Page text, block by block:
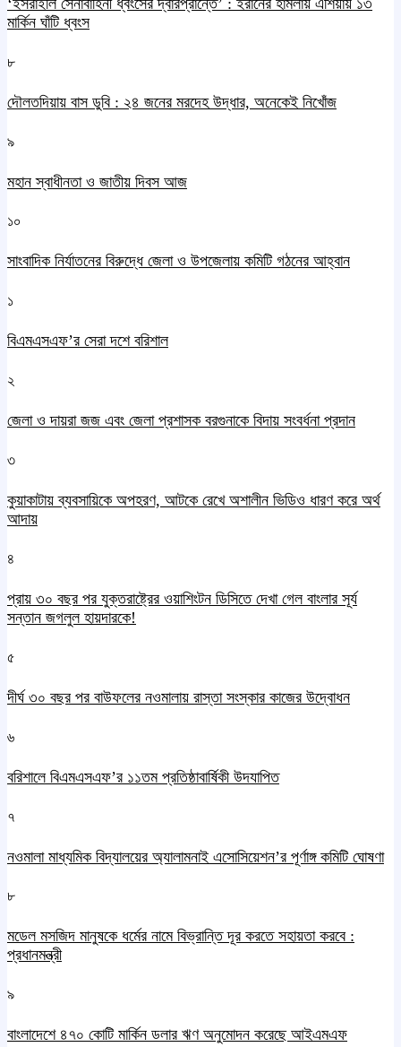
মার্কিন ঘাঁটি ধ্বংস
৮
দৌলতদিয়ায় বাস ডুবি : ২৪ জনের মরদেহ উদ্ধার, অনেকেই নিখোঁজ
৯
মহান স্বাধীনতা ও জাতীয় দিবস আজ
১০
সাংবাদিক নির্যাতনের বিরুদ্ধে জেলা ও উপজেলায় কমিটি গঠনের আহ্বান
১
বিএমএসএফ’র সেরা দশে বরিশাল
২
জেলা ও দায়রা জজ এবং জেলা প্রশাসক বরগুনাকে বিদায় সংবর্ধনা প্রদান
৩
কুয়াকাটায় ব্যবসায়িকে অপহরণ, আটকে রেখে অশালীন ভিডিও ধারণ করে অর্থ
আদায়
৪
প্রায় ৩০ বছর পর যুক্তরাষ্ট্রের ওয়াশিংটন ডিসিতে দেখা গেল বাংলার সূর্য
সন্তান জগলুল হায়দারকে!
৫
দীর্ঘ ৩০ বছর পর বাউফলের নওমালায় রাস্তা সংস্কার কাজের উদ্বোধন
৬
বরিশালে বিএমএসএফ’র ১১তম প্রতিষ্ঠাবার্ষিকী উদযাপিত
৭
নওমালা মাধ্যমিক বিদ্যালয়ের অ্যালামনাই এসোসিয়েশন’র পূর্ণাঙ্গ কমিটি ঘোষণা
৮
মডেল মসজিদ মানুষকে ধর্মের নামে বিভ্রান্তি দূর করতে সহায়তা করবে :
প্রধানমন্ত্রী
৯
বাংলাদেশে ৪৭০ কোটি মার্কিন ডলার ঋণ অনুমোদন করেছে আইএমএফ